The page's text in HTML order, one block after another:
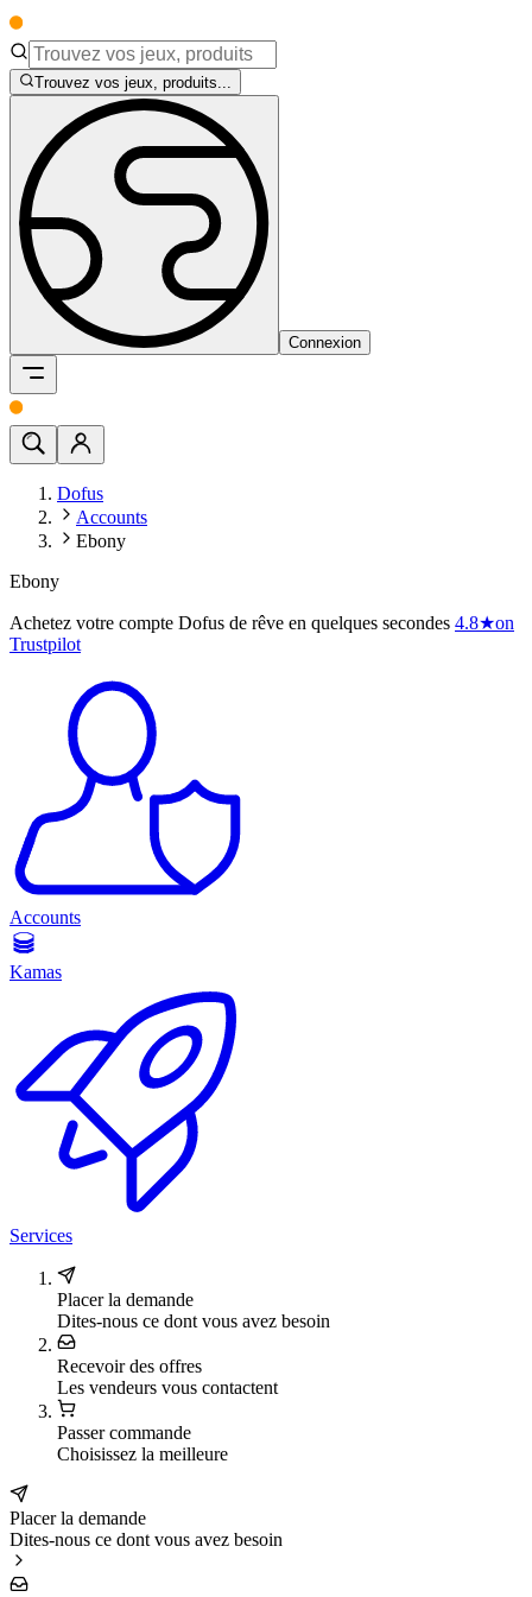
Trouvez vos jeux, produits...
Connexion
Dofus
Accounts
Ebony
Ebony
Achetez votre compte Dofus de rêve en quelques secondes 4.8★on
Trustpilot
Accounts
Kamas
Services
Placer la demande
Dites-nous ce dont vous avez besoin
Recevoir des offres
Les vendeurs vous contactent
Passer commande
Choisissez la meilleure
Placer la demande
Dites-nous ce dont vous avez besoin